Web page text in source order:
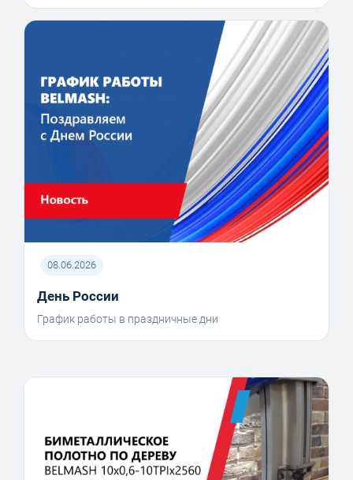
08.06.2026
День России
График работы в праздничные дни